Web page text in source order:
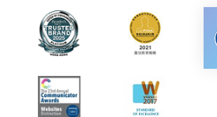
選用網上報名服務必須在已
JavaScript程式瀏覽器的電腦
Google Chrome瀏覽器。
申請人不應閒置申請超過10分